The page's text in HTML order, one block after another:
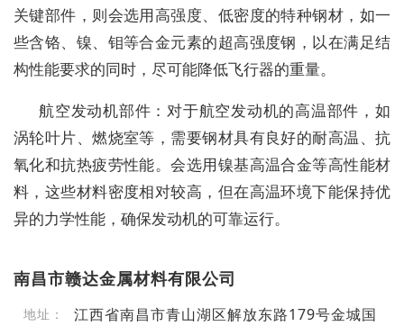
关键部件，则会选用高强度、低密度的特种钢材，如一
些含铬、镍、钼等合金元素的超高强度钢，以在满足结
构性能要求的同时，尽可能降低飞行器的重量。
航空发动机部件：对于航空发动机的高温部件，如
涡轮叶片、燃烧室等，需要钢材具有良好的耐高温、抗
氧化和抗热疲劳性能。会选用镍基高温合金等高性能材
料，这些材料密度相对较高，但在高温环境下能保持优
异的力学性能，确保发动机的可靠运行。
南昌市赣达金属材料有限公司
地址： 江西省南昌市青山湖区解放东路179号金城国